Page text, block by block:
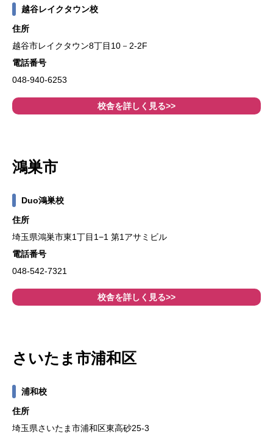
越谷レイクタウン校
住所
越谷市レイクタウン8丁目10－2-2F
電話番号
048-940-6253
校舎を詳しく見る>>
鴻巣市
Duo鴻巣校
住所
埼玉県鴻巣市東1丁目1−1 第1アサミビル
電話番号
048-542-7321
校舎を詳しく見る>>
さいたま市浦和区
浦和校
住所
埼玉県さいたま市浦和区東高砂25-3